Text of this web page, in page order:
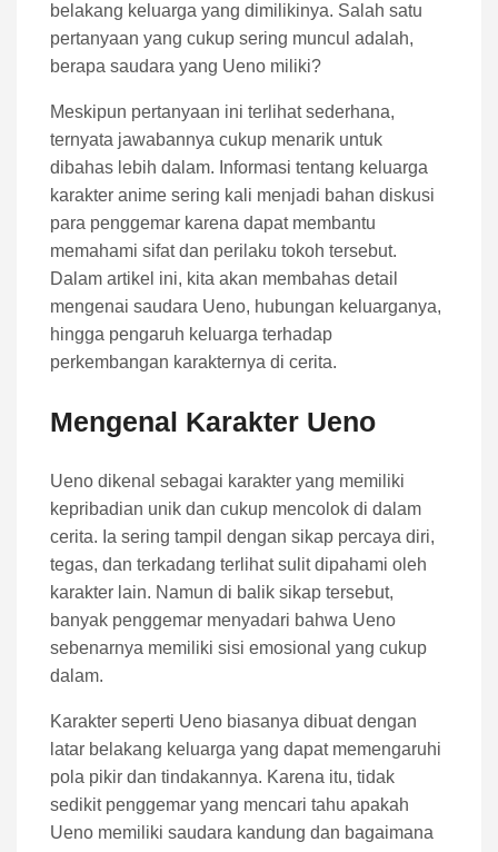
belakang keluarga yang dimilikinya. Salah satu
pertanyaan yang cukup sering muncul adalah,
berapa saudara yang Ueno miliki?
Meskipun pertanyaan ini terlihat sederhana,
ternyata jawabannya cukup menarik untuk
dibahas lebih dalam. Informasi tentang keluarga
karakter anime sering kali menjadi bahan diskusi
para penggemar karena dapat membantu
memahami sifat dan perilaku tokoh tersebut.
Dalam artikel ini, kita akan membahas detail
mengenai saudara Ueno, hubungan keluarganya,
hingga pengaruh keluarga terhadap
perkembangan karakternya di cerita.
Mengenal Karakter Ueno
Ueno dikenal sebagai karakter yang memiliki
kepribadian unik dan cukup mencolok di dalam
cerita. Ia sering tampil dengan sikap percaya diri,
tegas, dan terkadang terlihat sulit dipahami oleh
karakter lain. Namun di balik sikap tersebut,
banyak penggemar menyadari bahwa Ueno
sebenarnya memiliki sisi emosional yang cukup
dalam.
Karakter seperti Ueno biasanya dibuat dengan
latar belakang keluarga yang dapat memengaruhi
pola pikir dan tindakannya. Karena itu, tidak
sedikit penggemar yang mencari tahu apakah
Ueno memiliki saudara kandung dan bagaimana